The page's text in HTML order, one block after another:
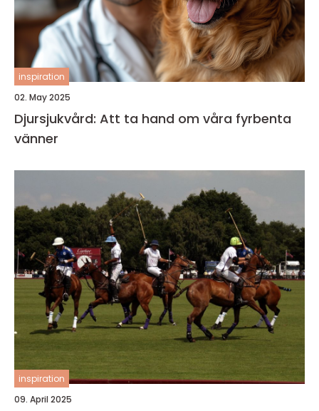
inspiration
02. May 2025
Djursjukvård: Att ta hand om våra fyrbenta
vänner
inspiration
09. April 2025